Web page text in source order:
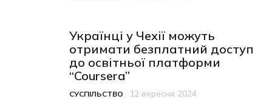
Українці у Чехії можуть
отримати безплатний доступ
до освітньої платформи
“Coursera”
СУСПІЛЬСТВО 12 вересня 2024